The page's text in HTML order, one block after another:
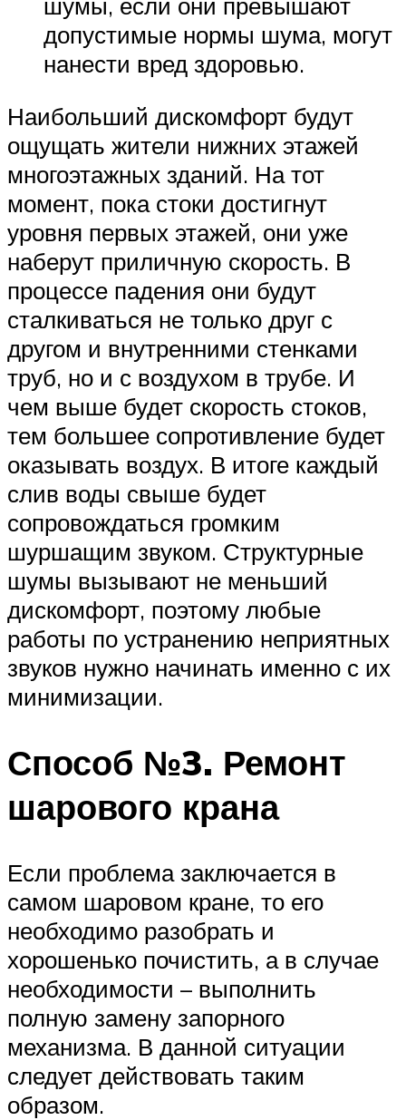
допустимые нормы шума, могут
нанести вред здоровью.
Наибольший дискомфорт будут
ощущать жители нижних этажей
многоэтажных зданий. На тот
момент, пока стоки достигнут
уровня первых этажей, они уже
наберут приличную скорость. В
процессе падения они будут
сталкиваться не только друг с
другом и внутренними стенками
труб, но и с воздухом в трубе. И
чем выше будет скорость стоков,
тем большее сопротивление будет
оказывать воздух. В итоге каждый
слив воды свыше будет
сопровождаться громким
шуршащим звуком. Структурные
шумы вызывают не меньший
дискомфорт, поэтому любые
работы по устранению неприятных
звуков нужно начинать именно с их
минимизации.
Способ №3. Ремонт
шарового крана
Если проблема заключается в
самом шаровом кране, то его
необходимо разобрать и
хорошенько почистить, а в случае
необходимости – выполнить
полную замену запорного
механизма. В данной ситуации
следует действовать таким
образом.